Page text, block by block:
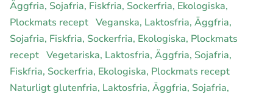
Äggfria, Sojafria, Fiskfria, Sockerfria, Ekologiska,
Plockmats recept Veganska, Laktosfria, Äggfria,
Sojafria, Fiskfria, Sockerfria, Ekologiska, Plockmats
recept Vegetariska, Laktosfria, Äggfria, Sojafria,
Fiskfria, Sockerfria, Ekologiska, Plockmats recept
Naturligt glutenfria, Laktosfria, Äggfria, Sojafria,